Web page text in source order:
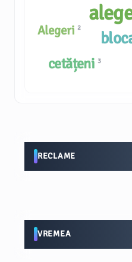
Alegeri 2
cetățeni 3
RECLAME
VREMEA